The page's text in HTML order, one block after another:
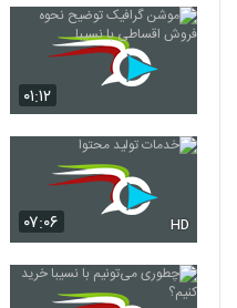
۰۱:۱۲
۰۷:۰۶ HD